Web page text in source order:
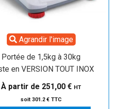
Agrandir l'image
Portée de 1,5kg à 30kg
en VERSION TOUT INOX
À partir de 251,00€ HT
soit 301.2 € TTC